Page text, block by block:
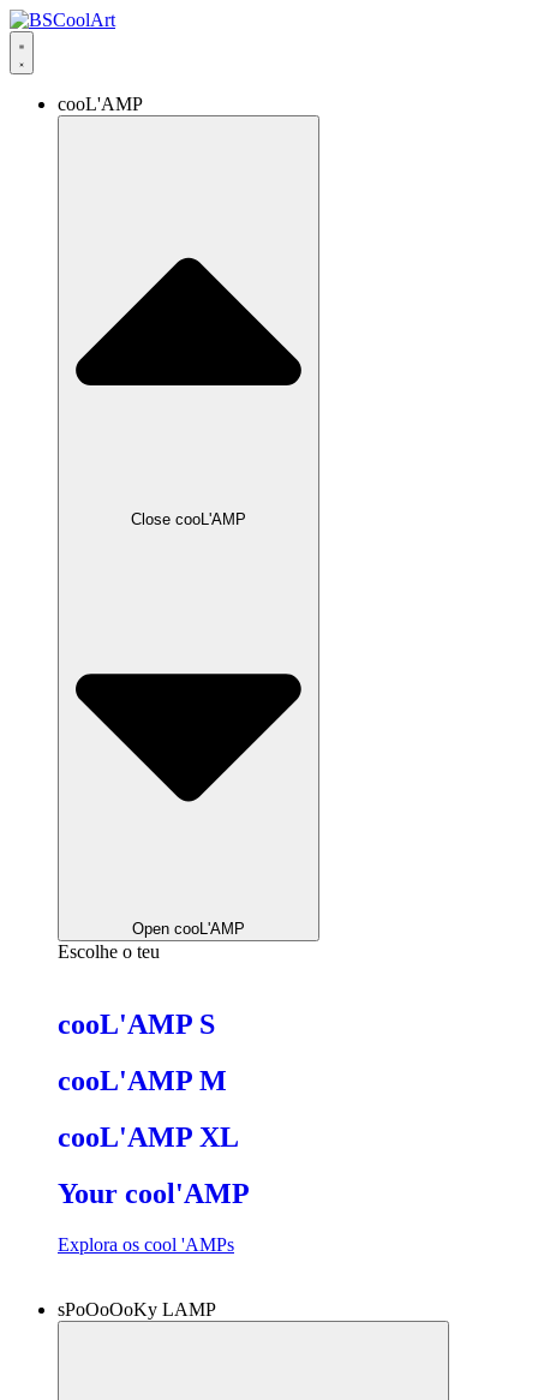
cooL'AMP
Close cooL'AMP
Open cooL'AMP
Escolhe o teu
cooL'AMP S
cooL'AMP M
cooL'AMP XL
Your cool'AMP
Explora os cool 'AMPs
sPoOoOoKy LAMP